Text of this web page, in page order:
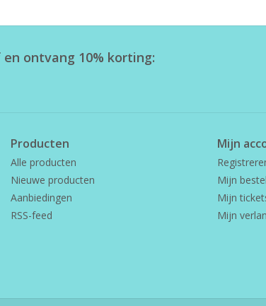
ontvang 10% korting:
Producten
Alle producten
Nieuwe producten
Aanbiedingen
RSS-feed
Mijn
Mijn
Mijn
Mijn